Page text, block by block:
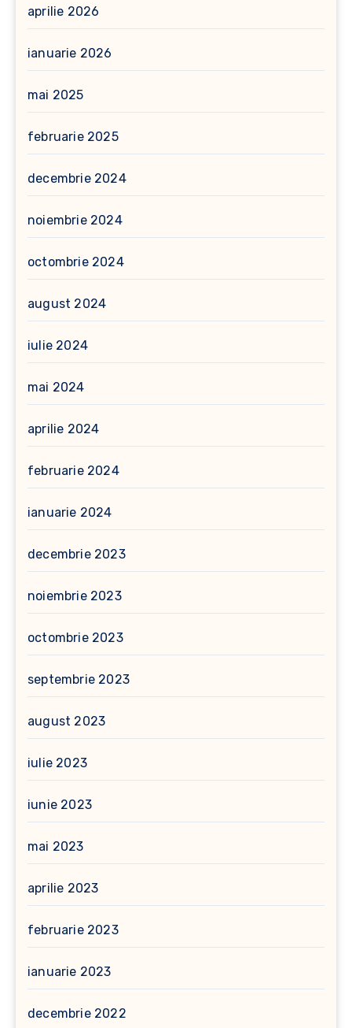
aprilie 2026
ianuarie 2026
mai 2025
februarie 2025
decembrie 2024
noiembrie 2024
octombrie 2024
august 2024
iulie 2024
mai 2024
aprilie 2024
februarie 2024
ianuarie 2024
decembrie 2023
noiembrie 2023
octombrie 2023
septembrie 2023
august 2023
iulie 2023
iunie 2023
mai 2023
aprilie 2023
februarie 2023
ianuarie 2023
decembrie 2022